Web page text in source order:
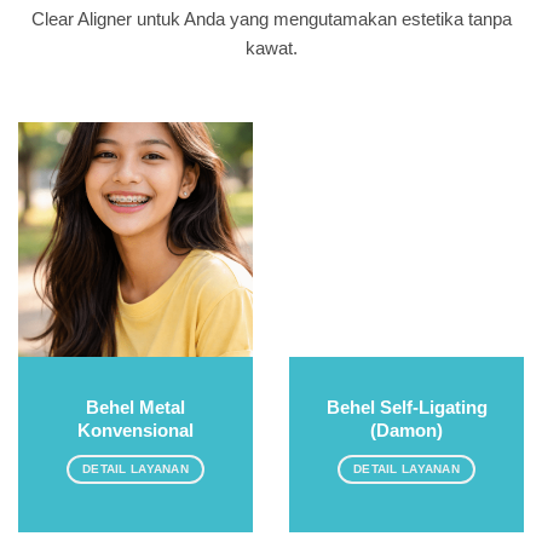
Clear Aligner untuk Anda yang mengutamakan estetika tanpa
kawat.
Behel Metal
Konvensional
DETAIL LAYANAN
Behel Self-Ligating
(Damon)
DETAIL LAYANAN